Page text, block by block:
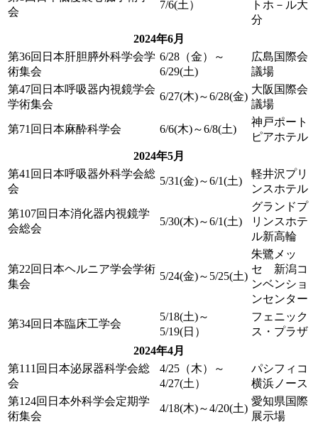
会
7/6(土）
トホ－ル大
分
2024年6月
第36回日本肝胆膵外科学会学
術集会
6/28（金）～
6/29(土)
広島国際会
議場
第47回日本呼吸器内視鏡学会
学術集会
6/27(木)～6/28(金)
大阪国際会
議場
第71回日本麻酔科学会 6/6(木)～6/8(土)
神戸ポート
ピアホテル
2024年5月
第41回日本呼吸器外科学会総
会
5/31(金)～6/1(土)
軽井沢プリ
ンスホテル
第107回日本消化器内視鏡学
会総会
5/30(木)～6/1(土)
グランドプ
リンスホテ
ル新高輪
第22回日本ヘルニア学会学術
集会
5/24(金)～5/25(土)
朱鷺メッ
セ 新潟コ
ンベンショ
ンセンター
第34回日本臨床工学会
5/18(土)～
5/19(日）
フェニック
ス・プラザ
2024年4月
第111回日本泌尿器科学会総
会
4/25（木）～
4/27(土）
パシフィコ
横浜ノース
第124回日本外科学会定期学
術集会
4/18(木)～4/20(土)
愛知県国際
展示場